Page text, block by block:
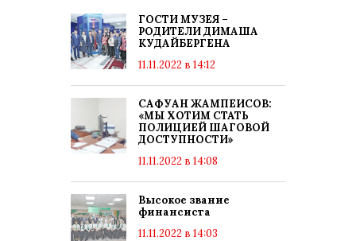
ГОСТИ МУЗЕЯ –
РОДИТЕЛИ ДИМАША
КУДАЙБЕРГЕНА
11.11.2022 в 14:12
САФУАН ЖАМПЕИСОВ:
«МЫ ХОТИМ СТАТЬ
ПОЛИЦИЕЙ ШАГОВОЙ
ДОСТУПНОСТИ»
11.11.2022 в 14:08
Высокое звание
финансиста
11.11.2022 в 14:03